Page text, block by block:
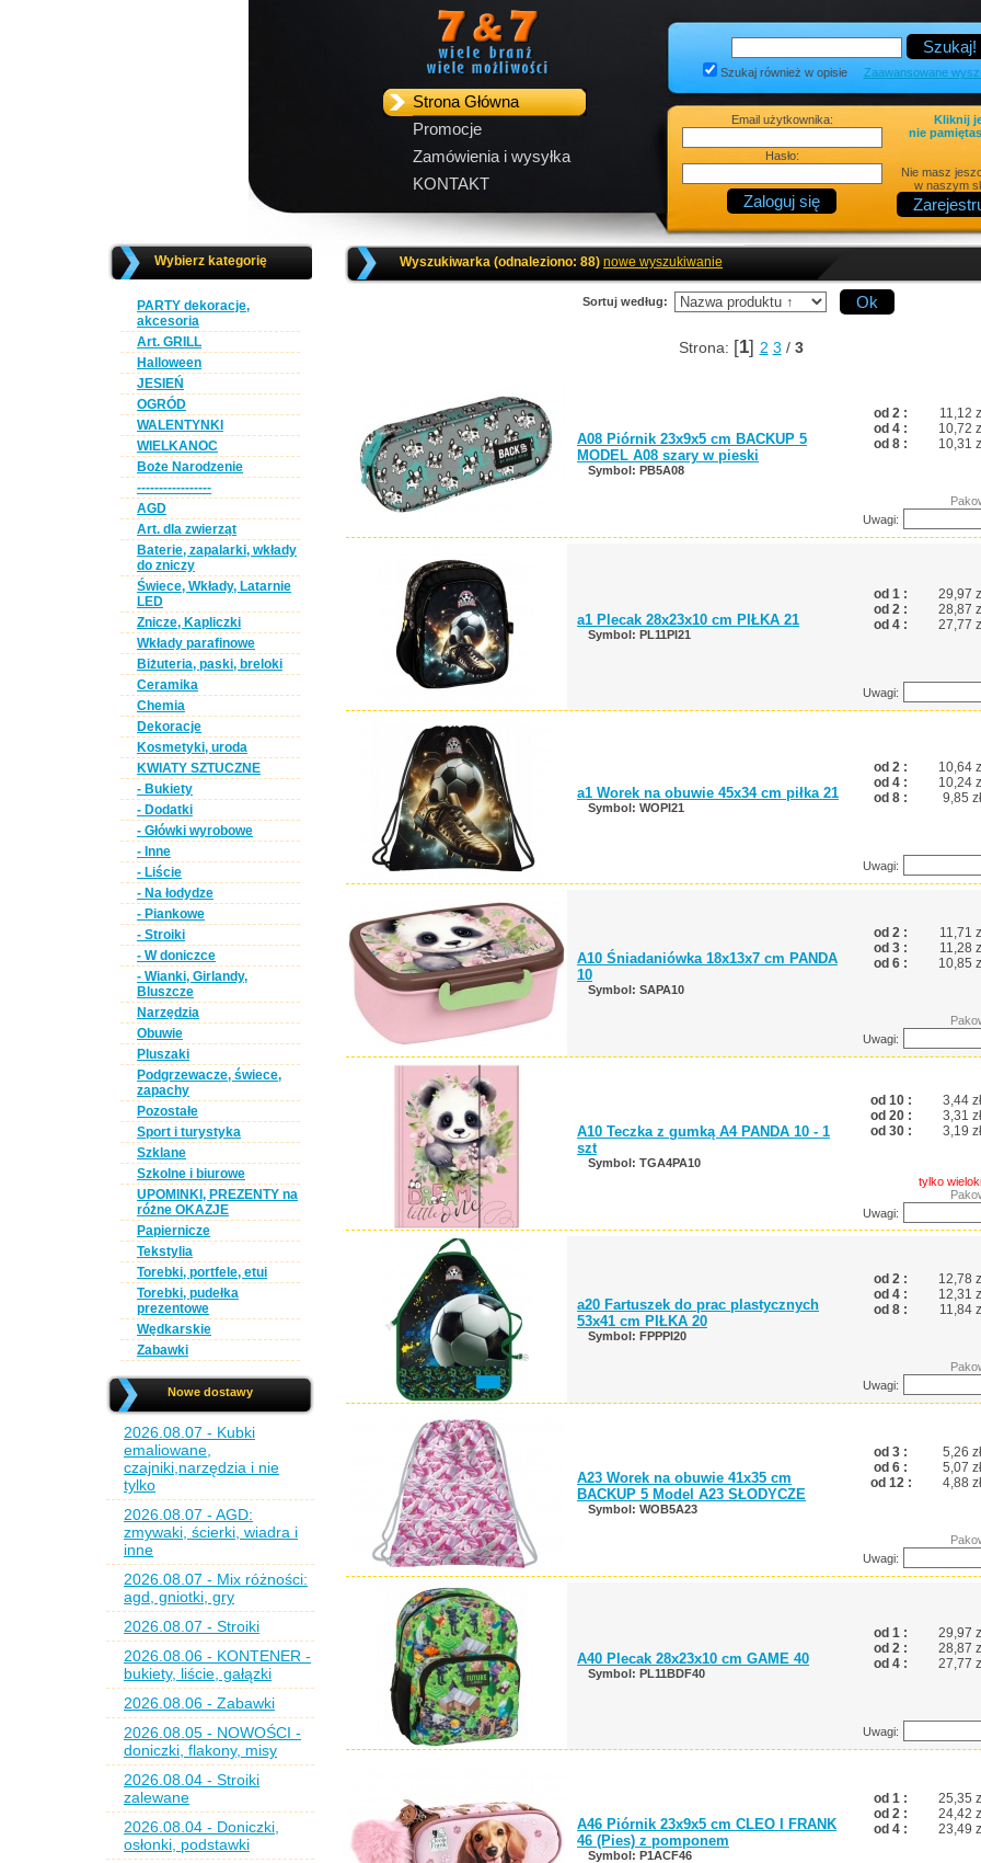
Strona Główna
Promocje
Zamówienia i wysyłka
KONTAKT
Szukaj również w opisie Zaawansowane
Email użytkownika:
Hasło:
Kliknij
nie
Nie masz
w naszym
Wybierz kategorię
PARTY dekoracje,
akcesoria
Art. GRILL
Halloween
JESIEŃ
OGRÓD
WALENTYNKI
WIELKANOC
Boże Narodzenie
-----------------
AGD
Art. dla zwierząt
Baterie, zapalarki, wkłady
do zniczy
Świece, Wkłady, Latarnie
LED
Znicze, Kapliczki
Wkłady parafinowe
Biżuteria, paski, breloki
Ceramika
Chemia
Dekoracje
Kosmetyki, uroda
KWIATY SZTUCZNE
- Bukiety
- Dodatki
- Główki wyrobowe
- Inne
- Liście
- Na łodydze
- Piankowe
- Stroiki
- W doniczce
- Wianki, Girlandy,
Bluszcze
Narzędzia
Obuwie
Pluszaki
Podgrzewacze, świece,
zapachy
Pozostałe
Sport i turystyka
Szklane
Szkolne i biurowe
UPOMINKI, PREZENTY na
różne OKAZJE
Papiernicze
Tekstylia
Torebki, portfele, etui
Torebki, pudełka
prezentowe
Wędkarskie
Zabawki
Nowe dostawy
2026.08.07 - Kubki
emaliowane,
czajniki,narzędzia i nie
tylko
2026.08.07 - AGD:
zmywaki, ścierki, wiadra i
inne
2026.08.07 - Mix różności:
agd, gniotki, gry
2026.08.07 - Stroiki
2026.08.06 - KONTENER -
bukiety, liście, gałązki
2026.08.06 - Zabawki
2026.08.05 - NOWOŚCI -
doniczki, flakony, misy
2026.08.04 - Stroiki
zalewane
2026.08.04 - Doniczki,
osłonki, podstawki
Wyszukiwarka (odnaleziono: 88) nowe wyszukiwanie
Sortuj według:
Strona: [1] 2 3 / 3
A08 Piórnik 23x9x5 cm BACKUP 5
MODEL A08 szary w pieski
Symbol: PB5A08
od 2 :
11,12
od 4 :
10,72
od 8 :
10,31
Uwagi:
a1 Plecak 28x23x10 cm PIŁKA 21
Symbol: PL11PI21
od 1 :
29,97
od 2 :
28,87
od 4 :
27,77
Uwagi:
a1 Worek na obuwie 45x34 cm piłka 21
Symbol: WOPI21
od 2 :
10,64
od 4 :
10,24
od 8 :
9,85 zł
Uwagi:
A10 Śniadaniówka 18x13x7 cm PANDA
10
Symbol: SAPA10
od 2 :
11,71
od 3 :
11,28
od 6 :
10,85
Uwagi:
A10 Teczka z gumką A4 PANDA 10 - 1
szt
Symbol: TGA4PA10
od 10 :
3,44 zł
od 20 :
3,31 zł
od 30 :
3,19 zł
tylko
Uwagi:
a20 Fartuszek do prac plastycznych
53x41 cm PIŁKA 20
Symbol: FPPPI20
od 2 :
12,78
od 4 :
12,31
od 8 :
11,84
Uwagi:
A23 Worek na obuwie 41x35 cm
BACKUP 5 Model A23 SŁODYCZE
Symbol: WOB5A23
od 3 :
5,26 zł
od 6 :
5,07 zł
od 12 :
4,88 zł
Uwagi:
A40 Plecak 28x23x10 cm GAME 40
Symbol: PL11BDF40
od 1 :
29,97
od 2 :
28,87
od 4 :
27,77
Uwagi:
A46 Piórnik 23x9x5 cm CLEO I FRANK
46 (Pies) z pomponem
Symbol: P1ACF46
od 1 :
25,35
od 2 :
24,42
od 4 :
23,49